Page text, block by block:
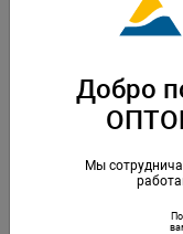
Скачать каталог
Добро
Мы